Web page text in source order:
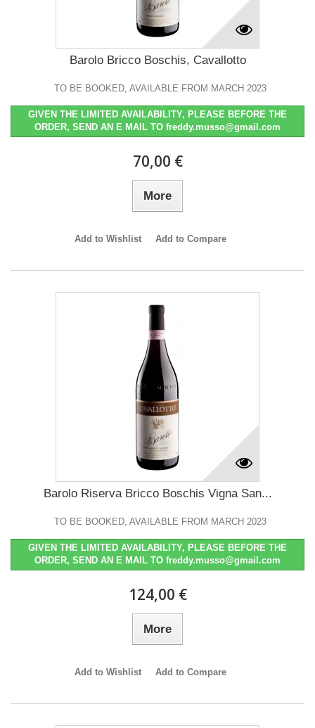
Barolo Bricco Boschis, Cavallotto
TO BE BOOKED, AVAILABLE FROM MARCH 2023
GIVEN THE LIMITED AVAILABILITY, PLEASE BEFORE THE
ORDER, SEND AN E MAIL TO freddy.musso@gmail.com
70,00 €
More
Add to Wishlist Add to Compare
Barolo Riserva Bricco Boschis Vigna San...
TO BE BOOKED, AVAILABLE FROM MARCH 2023
GIVEN THE LIMITED AVAILABILITY, PLEASE BEFORE THE
ORDER, SEND AN E MAIL TO freddy.musso@gmail.com
124,00 €
More
Add to Wishlist Add to Compare